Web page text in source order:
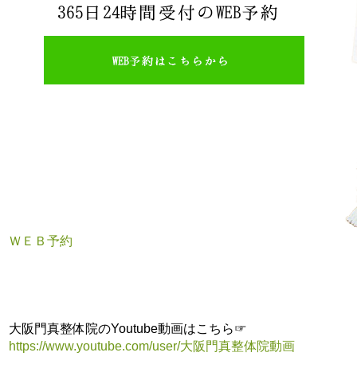
ＷＥＢ予約
大阪門真整体院のYoutube動画はこちら☞
https://www.youtube.com/user/大阪門真整体院動画